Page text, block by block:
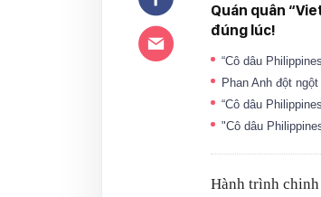
Quán quân
đúng lúc!
“Cô dâu
Phan Anh đột
“Cô dâu
"Cô dâu
Hành trình